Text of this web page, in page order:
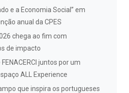
e a Economia Social” em
anual da CPES
chega ao fim com
de impacto
juntos por um
ALL Experience
que inspira os portugueses